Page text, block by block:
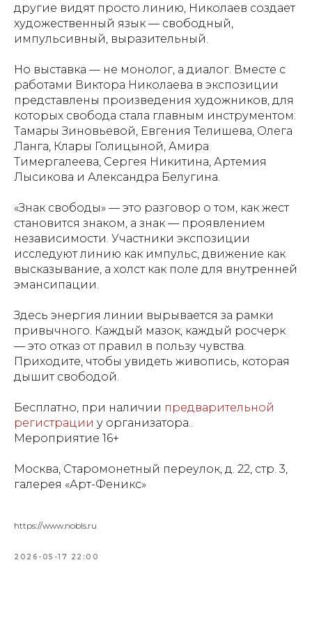
другие видят просто линию, Николаев создает
художественный язык — свободный,
импульсивный, выразительный.
Но выставка — не монолог, а диалог. Вместе с
работами Виктора Николаева в экспозиции
представлены произведения художников, для
которых свобода стала главным инструментом:
Тамары Зиновьевой, Евгения Телишева, Олега
Ланга, Клары Голицыной, Амира
Тимергалеева, Сергея Никитина, Артемия
Лысикова и Александра Белугина.
«Знак свободы» — это разговор о том, как жест
становится знаком, а знак — проявлением
независимости. Участники экспозиции
исследуют линию как импульс, движение как
высказывание, а холст как поле для внутренней
эмансипации.
Здесь энергия линии вырывается за рамки
привычного. Каждый мазок, каждый росчерк
— это отказ от правил в пользу чувства.
Приходите, чтобы увидеть живопись, которая
дышит свободой.
Бесплатно, при наличии предварительной
регистрации у организатора..
Мероприятие 16+
Москва, Старомонетный переулок, д. 22, стр. 3,
галерея «Арт-Феникс»
https://www.nobls.ru
2026-05-17 22:00